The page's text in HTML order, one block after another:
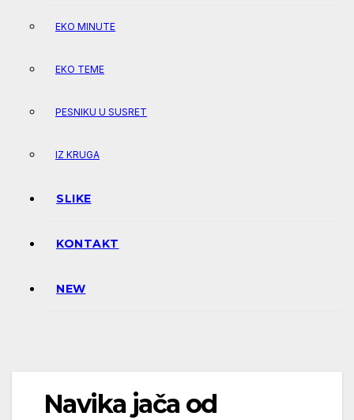
EKO MINUTE
EKO TEME
PESNIKU U SUSRET
IZ KRUGA
SLIKE
KONTAKT
NEW
Navika jača od